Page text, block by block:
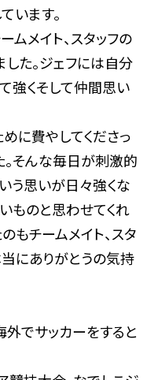
います。
ムメイト、スタッフの
た。ジェフには自分
強くそして仲間思い
に費やしてくださっ
。そんな毎日が刺激的
う思いが日々強くな
ものと思わせてくれ
もチームメイト、スタ
にありがとうの気持
外でサッカーをすると